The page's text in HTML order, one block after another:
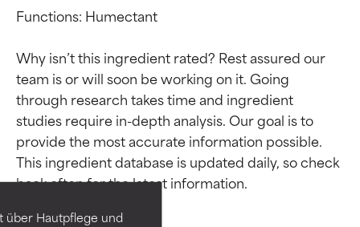
über Hautpflege und
Functions: Humectant
Why isn’t this ingredient rated? Rest assured our
team is or will soon be working on it. Going
through research takes time and ingredient
studies require in-depth analysis. Our goal is to
provide the most accurate information possible.
This ingredient database is updated daily, so check
Bewertung der
Inhaltsstoffe
Bewertung der
Inhaltsstoffe